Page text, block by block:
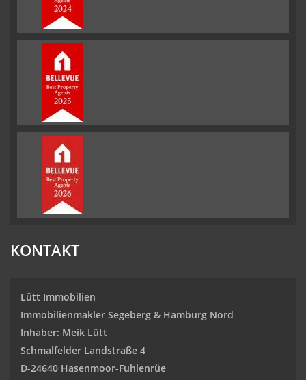
KONTAKT
Lütt Immobilien
Immobilienmakler Segeberg & Hamburg Nord
Inhaber: Meik Lütt
Schmalfelder Landstraße 4
D-24640 Hasenmoor-Fuhlenrüe